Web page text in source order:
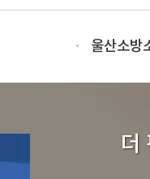
울산소방
더